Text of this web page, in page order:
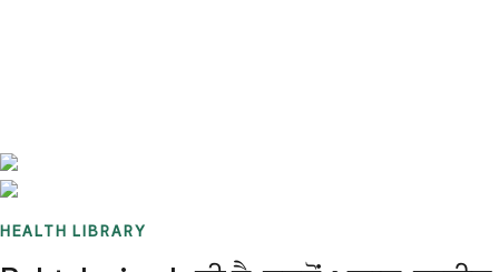
HEALTH LIBRARY